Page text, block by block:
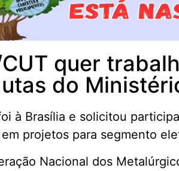
quer
do
à Brasília e solicitou
projetos para segmento
Nacional dos